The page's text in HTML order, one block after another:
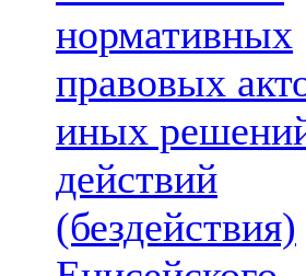
нормативных
правовых
иных
действий
(бездействия)